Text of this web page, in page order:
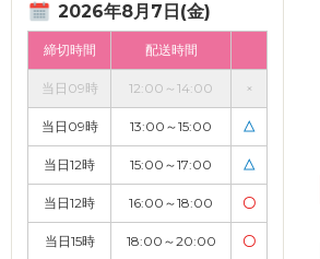
2026年8月7日(金)
締切時間 配送時間
当日09時 12:00～14:00 ×
当日09時 13:00～15:00 △
当日12時 15:00～17:00 △
当日12時 16:00～18:00 〇
当日15時 18:00～20:00 〇